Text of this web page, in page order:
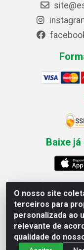
O nosso site
terceiros para
personalizada ao
relevante de
qualidade do
Baixe
Esperança
Estância -